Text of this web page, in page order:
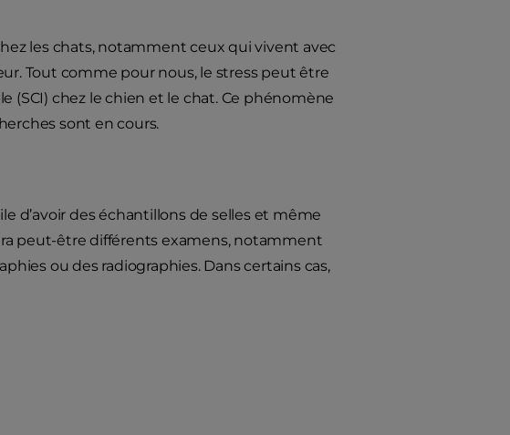
les chats, notamment ceux qui vivent avec
Tout comme pour nous, le stress peut être
chez le chien et le chat. Ce phénomène
sont en cours.
d’avoir des échantillons de selles et même
peut-être différents examens, notamment
ou des radiographies. Dans certains cas,